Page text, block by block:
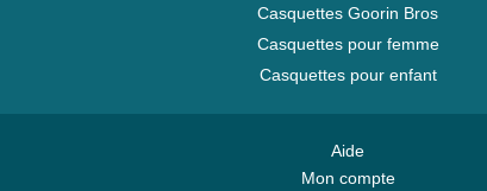
Labrador retriever
Casquettes Goorin Bros
Casquettes pour femme
Casquettes pour enfant
Aide
Mon compte